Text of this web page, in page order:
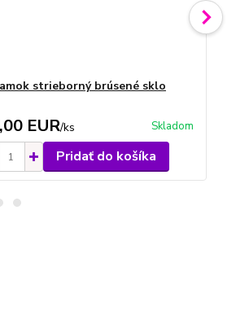
strieborný brúsené sklo
EUR/ks Skladom
Pridať do košíka